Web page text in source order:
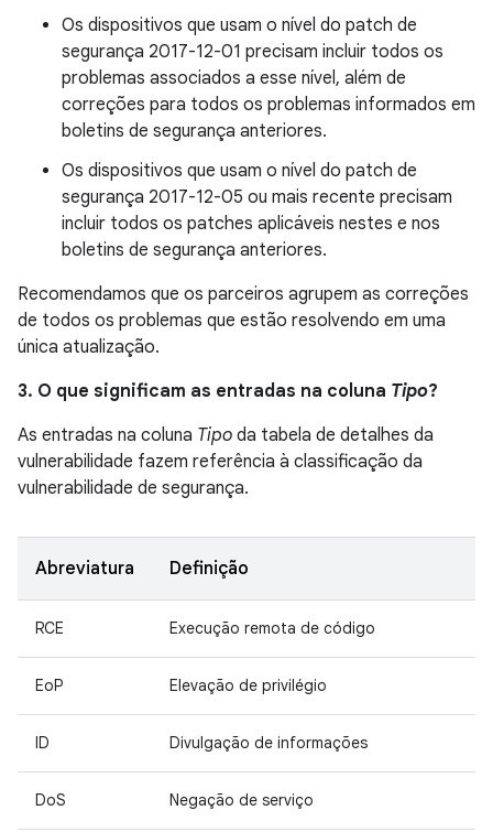
Os dispositivos que usam o nível do patch de
segurança 2017-12-01 precisam incluir todos os
problemas associados a esse nível, além de
correções para todos os problemas informados em
boletins de segurança anteriores.
Os dispositivos que usam o nível do patch de
segurança 2017-12-05 ou mais recente precisam
incluir todos os patches aplicáveis nestes e nos
boletins de segurança anteriores.
Recomendamos que os parceiros agrupem as correções
de todos os problemas que estão resolvendo em uma
única atualização.
3. O que significam as entradas na coluna Tipo?
As entradas na coluna Tipo da tabela de detalhes da
vulnerabilidade fazem referência à classificação da
vulnerabilidade de segurança.
Abreviatura Definição
RCE Execução remota de código
EoP Elevação de privilégio
ID Divulgação de informações
DoS Negação de serviço